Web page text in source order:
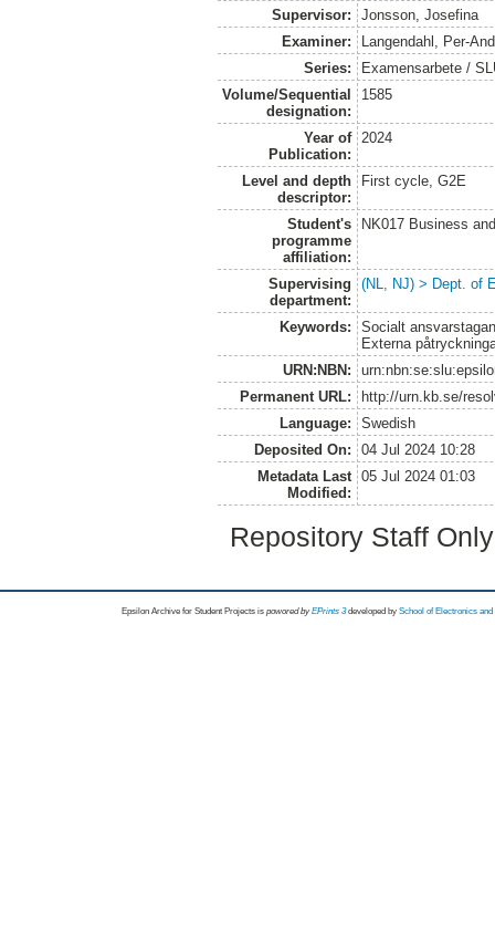
Supervisor:
Jonsson, Josefina
Examiner:
Langendahl, Per-
Series:
Examensarbete /
Volume/Sequential
designation:
1585
Year of
Publication:
2024
Level and depth
descriptor:
First cycle, G2E
Student's
programme
affiliation:
NK017 Business
Supervising
department:
(NL, NJ) > Dept. of
Keywords:
Socialt
Externa
URN:NBN:
Permanent URL:
http://urn.kb.se/
Language:
Swedish
Deposited On:
04 Jul 2024 10:28
Metadata Last
Modified:
05 Jul 2024 01:03
Repository Staff
Epsilon Archive for Student Projects is powored byEPrints 3 developed by School of Electronics